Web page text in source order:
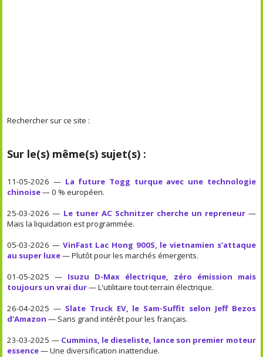
Rechercher sur ce site :
Sur le(s) même(s) sujet(s) :
11-05-2026 — La future Togg turque avec une technologie
chinoise— 0 % européen.
25-03-2026 — Le tuner AC Schnitzer cherche un repreneur—
Mais la liquidation est programmée.
05-03-2026 — VinFast Lac Hong 900S, le vietnamien s'attaque
au super luxe— Plutôt pour les marchés émergents.
01-05-2025 — Isuzu D-Max électrique, zéro émission mais
toujours un vrai dur— L'utilitaire tout-terrain électrique.
26-04-2025 — Slate Truck EV, le Sam-Suffit selon Jeff Bezos
d'Amazon — Sans grand intérêt pour les français.
23-03-2025 — Cummins, le dieseliste, lance son premier moteur
essence— Une diversification inattendue.